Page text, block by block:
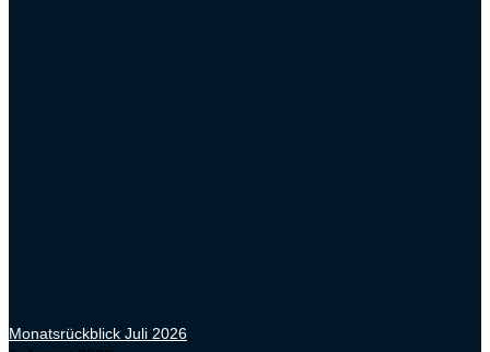
Monatsrückblick Juli 2026